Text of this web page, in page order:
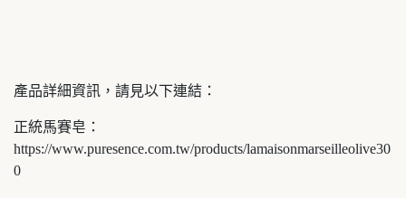
產品詳細資訊，請見以下連結：
正統馬賽皂：
https://www.puresence.com.tw/products/lamaisonmarseilleolive30
0